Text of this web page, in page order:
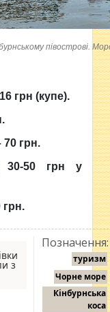
півострові.
грн (купе).
70 грн.
30-50 грн у
грн.
з
Позначення:
туризм
Чорне море
Кінбурнська
коса